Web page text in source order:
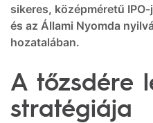
sikeres, középméretű
és az Állami Nyomda
hozatalában.
A tőzsdére
stratégiája